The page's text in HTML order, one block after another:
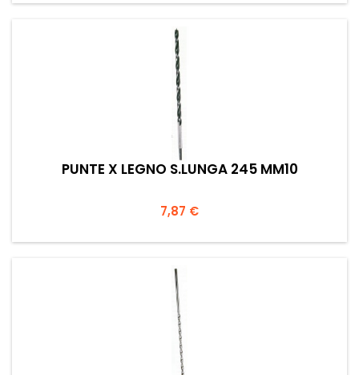
PUNTE X LEGNO S.LUNGA 245 MM10
Prezzo
7,87 €